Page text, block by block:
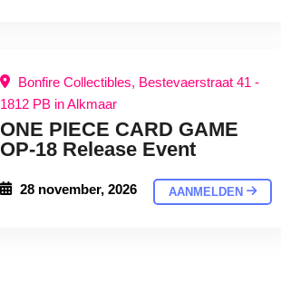
Bonfire Collectibles, Bestevaerstraat 41 -
1812 PB in Alkmaar
ONE PIECE CARD GAME
OP-18 Release Event
28 november, 2026 AANMELDEN